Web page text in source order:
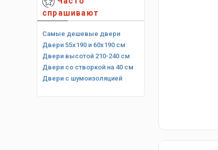
спрашивают
Самые дешевые двери
Двери 55х190 и 60х190 см
Двери высотой 210-240 см
Двери со створкой на 40 см
Двери с шумоизоляцией